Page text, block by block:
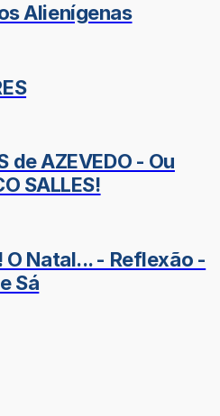
Alienígenas
de AZEVEDO - Ou
SALLES!
O Natal... - Reflexão -
Sá